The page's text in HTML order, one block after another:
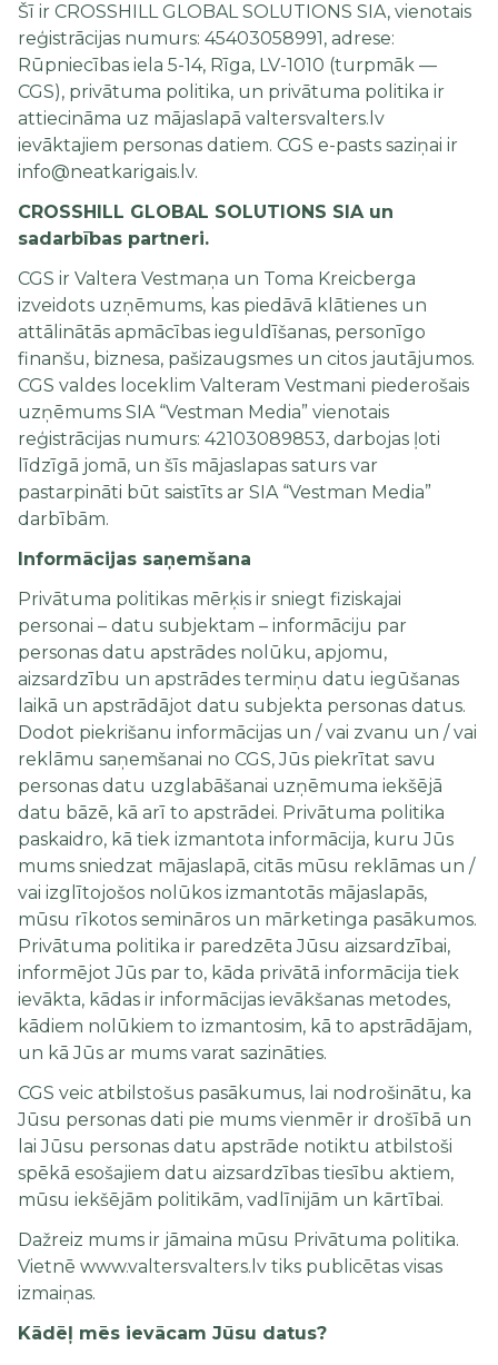
Šī ir CROSSHILL GLOBAL SOLUTIONS SIA, vienotais
reģistrācijas numurs: 45403058991, adrese:
Rūpniecības iela 5-14, Rīga, LV-1010 (turpmāk —
CGS), privātuma politika, un privātuma politika ir
attiecināma uz mājaslapā valtersvalters.lv
ievāktajiem personas datiem. CGS e-pasts saziņai ir
info@neatkarigais.lv.
CROSSHILL GLOBAL SOLUTIONS SIA un
sadarbības partneri.
CGS ir Valtera Vestmaņa un Toma Kreicberga
izveidots uzņēmums, kas piedāvā klātienes un
attālinātās apmācības ieguldīšanas, personīgo
finanšu, biznesa, pašizaugsmes un citos jautājumos.
CGS valdes loceklim Valteram Vestmani piederošais
uzņēmums SIA “Vestman Media” vienotais
reģistrācijas numurs: 42103089853, darbojas ļoti
līdzīgā jomā, un šīs mājaslapas saturs var
pastarpināti būt saistīts ar SIA “Vestman Media”
darbībām.
Informācijas saņemšana
Privātuma politikas mērķis ir sniegt fiziskajai
personai – datu subjektam – informāciju par
personas datu apstrādes nolūku, apjomu,
aizsardzību un apstrādes termiņu datu iegūšanas
laikā un apstrādājot datu subjekta personas datus.
Dodot piekrišanu informācijas un / vai zvanu un / vai
reklāmu saņemšanai no CGS, Jūs piekrītat savu
personas datu uzglabāšanai uzņēmuma iekšējā
datu bāzē, kā arī to apstrādei. Privātuma politika
paskaidro, kā tiek izmantota informācija, kuru Jūs
mums sniedzat mājaslapā, citās mūsu reklāmas un /
vai izglītojošos nolūkos izmantotās mājaslapās,
mūsu rīkotos semināros un mārketinga pasākumos.
Privātuma politika ir paredzēta Jūsu aizsardzībai,
informējot Jūs par to, kāda privātā informācija tiek
ievākta, kādas ir informācijas ievākšanas metodes,
kādiem nolūkiem to izmantosim, kā to apstrādājam,
un kā Jūs ar mums varat sazināties.
CGS veic atbilstošus pasākumus, lai nodrošinātu, ka
Jūsu personas dati pie mums vienmēr ir drošībā un
lai Jūsu personas datu apstrāde notiktu atbilstoši
spēkā esošajiem datu aizsardzības tiesību aktiem,
mūsu iekšējām politikām, vadlīnijām un kārtībai.
Dažreiz mums ir jāmaina mūsu Privātuma politika.
Vietnē www.valtersvalters.lv tiks publicētas visas
izmaiņas.
Kādēļ mēs ievācam Jūsu datus?